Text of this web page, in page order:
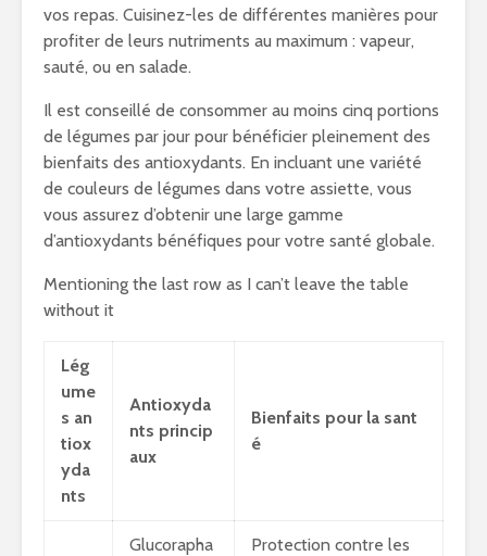
vos repas. Cuisinez-les de différentes manières pour
profiter de leurs nutriments au maximum : vapeur,
sauté, ou en salade.
Il est conseillé de consommer au moins cinq portions
de légumes par jour pour bénéficier pleinement des
bienfaits des antioxydants. En incluant une variété
de couleurs de légumes dans votre assiette, vous
vous assurez d’obtenir une large gamme
d’antioxydants bénéfiques pour votre santé globale.
Mentioning the last row as I can’t leave the table
without it
Lég
ume
s an
tiox
yda
nts
Antioxyda
nts princip
aux
Bienfaits pour la sant
é
Glucorapha
Protection contre les